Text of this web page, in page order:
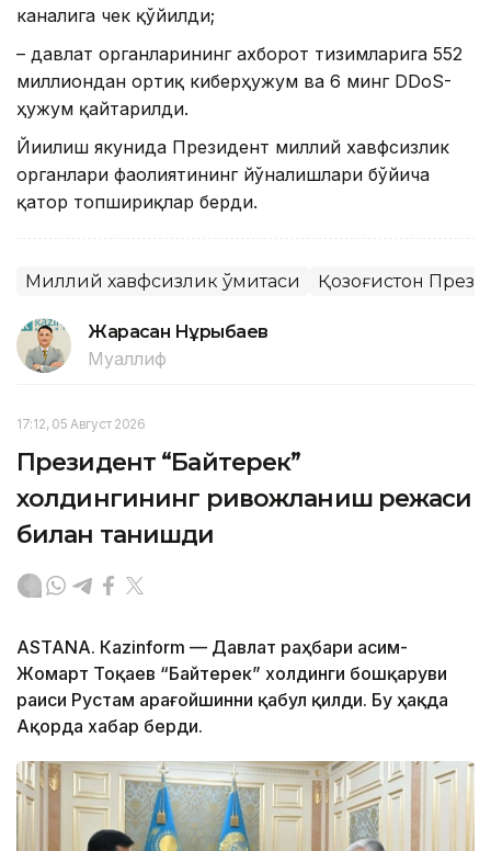
каналига чек қўйилди;
– давлат органларининг ахборот тизимларига 552
миллиондан ортиқ киберҳужум ва 6 минг DDoS-
ҳужум қайтарилди.
Йиғилиш якунида Президент миллий хавфсизлик
органлари фаолиятининг йўналишлари бўйича
қатор топшириқлар берди.
Миллий хавфсизлик қўмитаси Қозоғистон
Жарасқан Нұрыбаев
Муаллиф
17:12, 05 Август 2026
Президент “Байтерек”
холдингининг ривожланиш режаси
билан танишди
ASTANА. Каzinform — Давлат раҳбари Қасим-
Жомарт Тоқаев “Байтерек” холдинги бошқаруви
раиси Рустам Қарағойшинни қабул қилди. Бу ҳақда
Ақорда хабар берди.